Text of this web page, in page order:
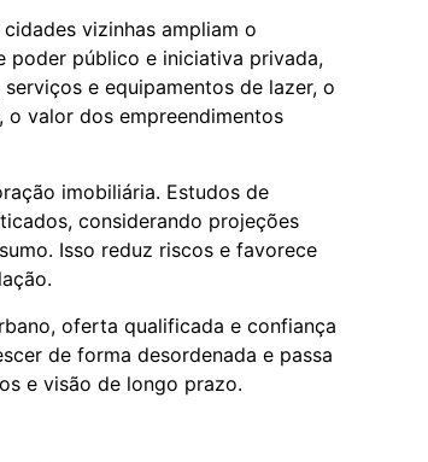
vizinhas ampliam o
poder público e iniciativa privada,
e equipamentos de lazer, o
o valor dos empreendimentos
imobiliária. Estudos de
considerando projeções
Isso reduz riscos e favorece
oferta qualificada e confiança
de forma desordenada e passa
e visão de longo prazo.